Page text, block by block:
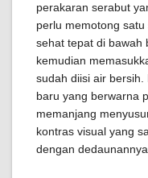
perakaran serabut
perlu memotong
sehat tepat di bawah
kemudian
sudah diisi air
baru yang berwarna
memanjang
kontras visual yang
dengan